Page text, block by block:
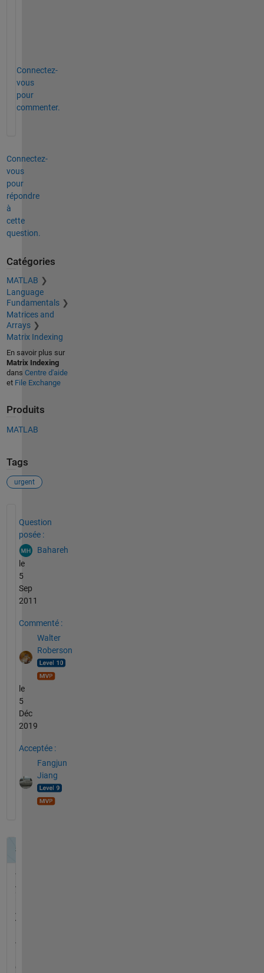
Connectez-
vous
pour
commenter.
Connectez-
vous
pour
répondre
à
cette
question.
Catégories
MATLAB
Language
Fundamentals
Matrices and
Arrays
Matrix Indexing
En savoir plus sur
Matrix Indexing
dans Centre d'aide
et File Exchange
Produits
MATLAB
Tags
urgent
Question
posée :
Bahareh
le
5
Sep
2011
Commenté :
Walter
Roberson
le
5
Déc
2019
Acceptée :
Fangjun
Jiang